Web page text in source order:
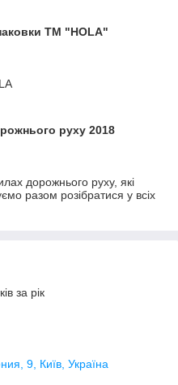
ТМ "HOLA"
руху 2018
дорожнього руху, які
разом розібратися у всіх
за рік
9, Київ, Україна